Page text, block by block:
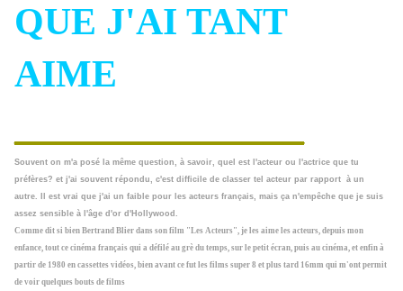
QUE J'AI TANT
AIME
Souvent on m'a posé la même question, à savoir, quel est l'acteur ou l'actrice que tu
préfères? et j'ai souvent répondu, c'est difficile de classer tel acteur par rapport à un
autre. Il est vrai que j'ai un faible pour les acteurs français, mais ça n'empêche que je suis
assez sensible à l'âge d'or d'Hollywood.
Comme dit si bien Bertrand Blier dans son film "Les Acteurs", je les aime les acteurs, depuis mon
enfance, tout ce cinéma français qui a défilé au grè du temps, sur le petit écran, puis au cinéma, et enfin à
partir de 1980 en cassettes vidéos, bien avant ce fut les films super 8 et plus tard 16mm qui m'ont permit
de voir quelques bouts de films